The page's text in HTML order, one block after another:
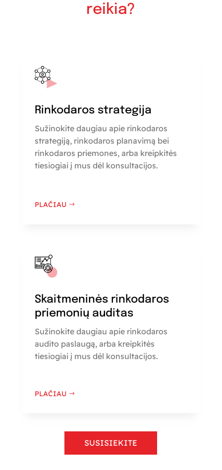
reikia?
Rinkodaros strategija
Sužinokite daugiau apie rinkodaros
strategiją, rinkodaros planavimą bei
rinkodaros priemones, arba kreipkitės
tiesiogiai į mus dėl konsultacijos.
PLAČIAU
Skaitmeninės rinkodaros
priemonių auditas
Sužinokite daugiau apie rinkodaros
audito paslaugą, arba kreipkitės
tiesiogiai į mus dėl konsultacijos.
PLAČIAU
SUSISIEKITE